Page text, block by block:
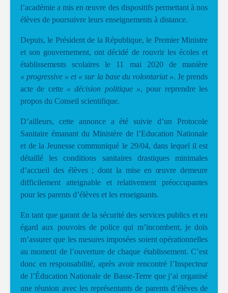
l’académie a mis en œuvre des dispositifs permettant à nos
élèves de poursuivre leurs enseignements à distance.
Depuis, le Président de la République, le Premier Ministre
et son gouvernement, ont décidé de rouvrir les écoles et
établissements scolaires le 11 mai 2020 de manière
« progressive » et « sur la base du volontariat ». Je prends
acte de cette « décision politique », pour reprendre les
propos du Conseil scientifique.
D’ailleurs, cette annonce a été suivie d’un Protocole
Sanitaire émanant du Ministère de l’Education Nationale
et de la Jeunesse communiqué le 29/04, dans lequel il est
détaillé les conditions sanitaires drastiques minimales
d’accueil des élèves ; dont la mise en œuvre demeure
difficilement atteignable et relativement préoccupantes
pour les parents d’élèves et les enseignants.
En tant que garant de la sécurité des services publics et eu
égard aux pouvoirs de police qui m’incombent, je dois
m’assurer que les mesures imposées soient opérationnelles
au moment de l’ouverture de chaque établissement. C’est
donc en responsabilité, après avoir rencontré l’Inspecteur
de l’Éducation Nationale de Basse-Terre que j’ai organisé
une réunion avec les représentants de parents d’élèves de